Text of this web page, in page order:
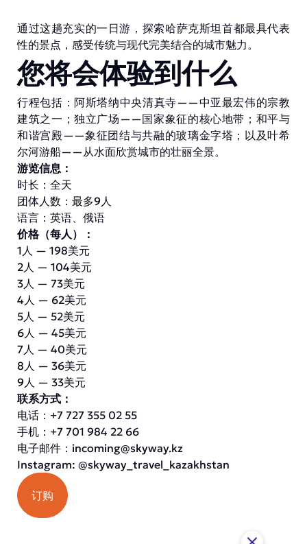
通过这趟充实的一日游，探索哈萨克斯坦首都最具代表
性的景点，感受传统与现代完美结合的城市魅力。
您将会体验到什么
行程包括：阿斯塔纳中央清真寺——中亚最宏伟的宗教
建筑之一；独立广场——国家象征的核心地带；和平与
和谐宫殿——象征团结与共融的玻璃金字塔；以及叶希
尔河游船——从水面欣赏城市的壮丽全景。
游览信息：
时长：全天
团体人数：最多9人
语言：英语、俄语
价格（每人）：
1人 — 198美元
2人 — 104美元
3人 — 73美元
4人 — 62美元
5人 — 52美元
6人 — 45美元
7人 — 40美元
8人 — 36美元
9人 — 33美元
联系方式：
电话：+7 727 355 02 55
手机：+7 701 984 22 66
电子邮件： incoming@skyway.kz
Instagram: @skyway_travel_kazakhstan
订购